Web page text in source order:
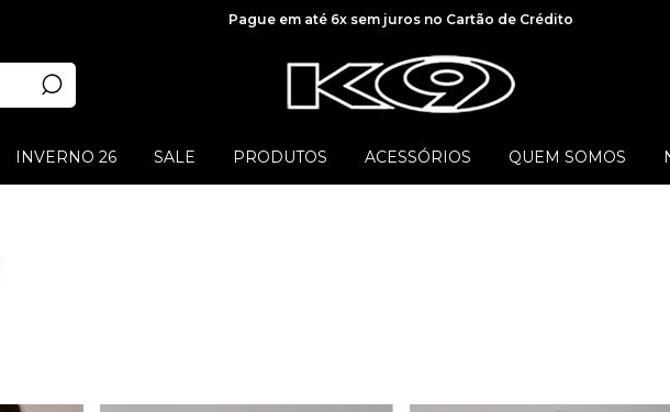
Pague em até 6x sem juros no Cartão de Crédito
INVERNO 26 SALE PRODUTOS ACESSÓRIOS QUEM SOMOS